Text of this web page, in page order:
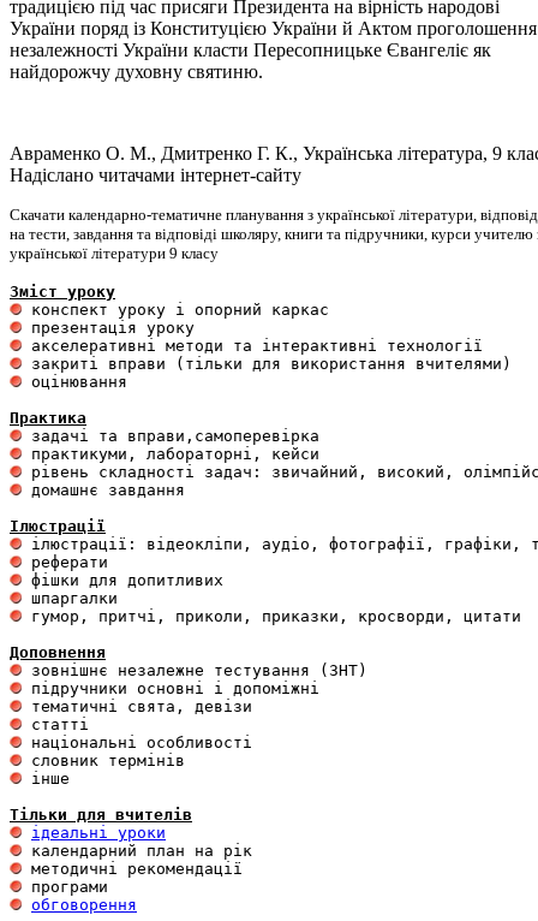
традицією під час присяги Президента на вірність народові
України поряд із Конституцією України й Актом проголошення
незалежності України класти Пересопницьке Євангеліє як
найдорожчу духовну святиню.
Авраменко О. М., Дмитренко Г. К., Українська література, 9
Надіслано читачами інтернет-сайту
Скачати календарно-тематичне планування з української літератури,
на тести, завдання та відповіді школяру, книги та підручники, курси учителю
української літератури 9 класу
Зміст уроку
оцінювання
Практика
домашнє завдання
Ілюстрації
гумор, притчі, приколи, приказки, кросворди, цитати
Доповнення
інше
Тільки для вчителів
ідеальні уроки
обговорення